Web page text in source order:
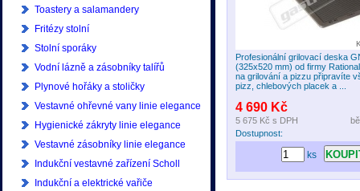
Toastery a salamandery
Fritézy stolní
Stolní sporáky
Vodní lázně a zásobníky talířů
Plynové hořáky a stoličky
Vestavné ohřevné vany linie elegance
Hygienické zákryty linie elegance
Vestavné zásobníky linie elegance
Indukční vestavné zařízení Scholl
Indukční a elektrické vařiče
Profesionální grilovací deska
(325x520 mm) od firmy
na grilování a pizzu připravíte
pizz, chlebových placek a ...
4 690 Kč
5 675 Kč s DPH
Dostupnost:
ks